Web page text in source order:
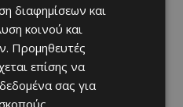
διαφημίσεων και
κοινού και
Προμηθευτές
επίσης να
σας για